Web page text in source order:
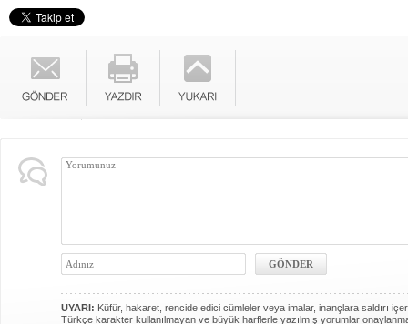
UYARI: Küfür, hakaret, rencide edici cümleler veya imalar, inançlara saldırı
Türkçe karakter kullanılmayan ve büyük harflerle yazılmış yorumlar